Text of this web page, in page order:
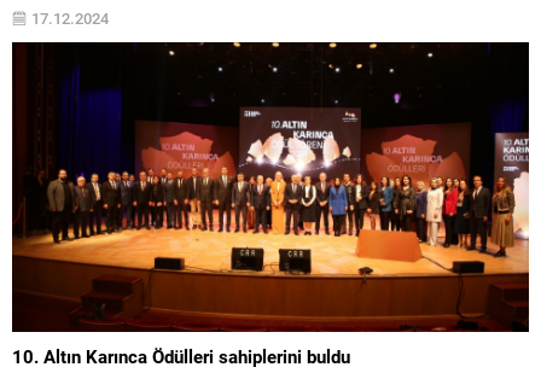
katılımıyla iş birliği ve istişare toplantısı düzenledi. Dış İlişkiler Dairesi,
17.12.2024
10. Altın Karınca Ödülleri sahiplerini buldu